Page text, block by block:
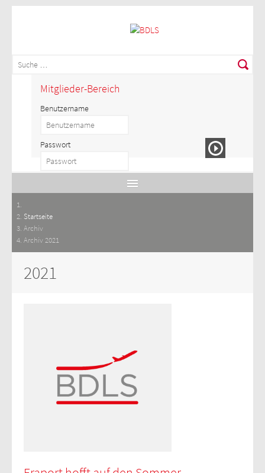
Mitglieder-Bereich
Benutzername
Passwort
Startseite
Archiv
Archiv 2021
2021